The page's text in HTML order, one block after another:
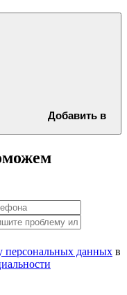
Добавить в
персональных данных в